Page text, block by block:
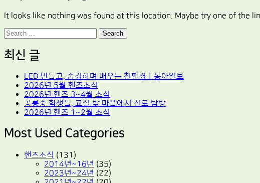
It looks like nothing was found at this location. Maybe try one of the
Search
최신 글
LED 만들고, 줍깅하며 배우는 친환경｜동아일보
2026년 5월 핸즈소식
2026년 핸즈 3~4월 소식
공릉중 학생들, 교실 밖 마을에서 진로 탐방
2026년 핸즈 1~2월 소식
Most Used Categories
핸즈소식 (131)
2014년~16년 (35)
2023년~24년 (22)